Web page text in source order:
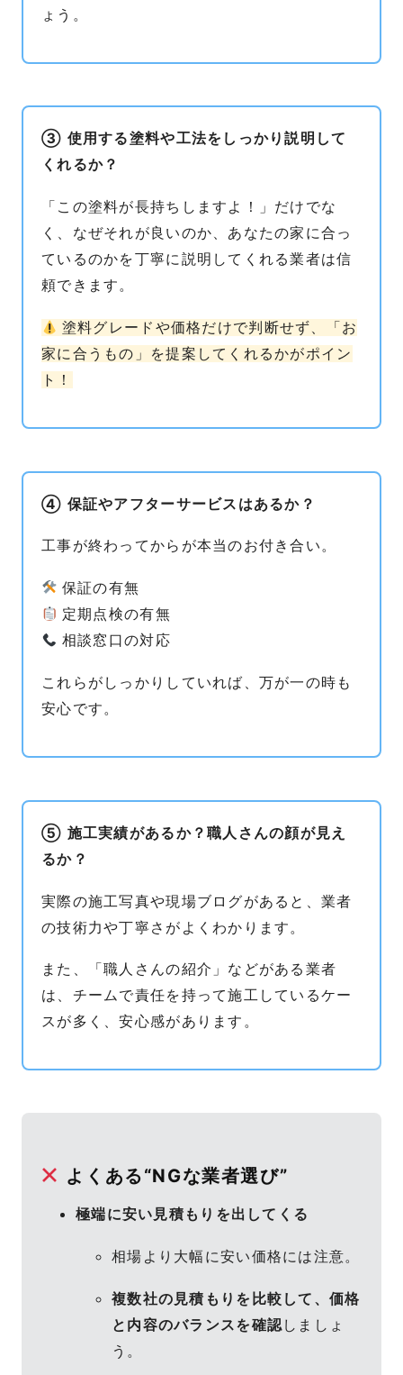
ょう。
③ 使用する塗料や工法をしっかり説明して
くれるか？
「この塗料が長持ちしますよ！」だけでな
く、なぜそれが良いのか、あなたの家に合っ
ているのかを丁寧に説明してくれる業者は信
頼できます。
塗料グレードや価格だけで判断せず、「お
家に合うもの」を提案してくれるかがポイン
ト！
④ 保証やアフターサービスはあるか？
工事が終わってからが本当のお付き合い。
保証の有無
定期点検の有無
相談窓口の対応
これらがしっかりしていれば、万が一の時も
安心です。
⑤ 施工実績があるか？職人さんの顔が見え
るか？
実際の施工写真や現場ブログがあると、業者
の技術力や丁寧さがよくわかります。
また、「職人さんの紹介」などがある業者
は、チームで責任を持って施工しているケー
スが多く、安心感があります。
よくある“NGな業者選び”
極端に安い見積もりを出してくる
相場より大幅に安い価格には注意。
複数社の見積もりを比較して、価格
と内容のバランスを確認 しましょ
う。